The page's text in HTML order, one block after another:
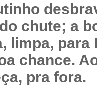
chute; a
limpa, para
chance.
pra fora.